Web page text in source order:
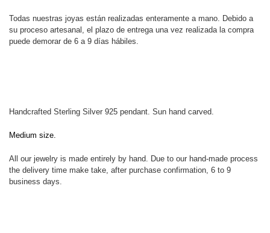
Todas nuestras joyas están realizadas enteramente a mano. Debido a
su proceso artesanal, el plazo de entrega una vez realizada la compra
puede demorar de 6 a 9 días hábiles.
Handcrafted Sterling Silver 925 pendant. Sun hand carved.
Medium size.
All our jewelry is made entirely by hand. Due to our hand-made process
the delivery time make take, after purchase confirmation, 6 to 9
business days.